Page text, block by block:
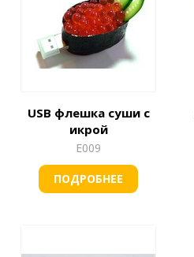
USB флешка суши с
икрой
Е009
ПОДРОБНЕЕ